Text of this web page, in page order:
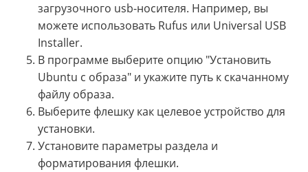
загрузочного usb-носителя. Например, вы
можете использовать Rufus или Universal USB
Installer.
В программе выберите опцию "Установить
Ubuntu с образа" и укажите путь к скачанному
файлу образа.
Выберите флешку как целевое устройство для
установки.
Установите параметры раздела и
форматирования флешки.